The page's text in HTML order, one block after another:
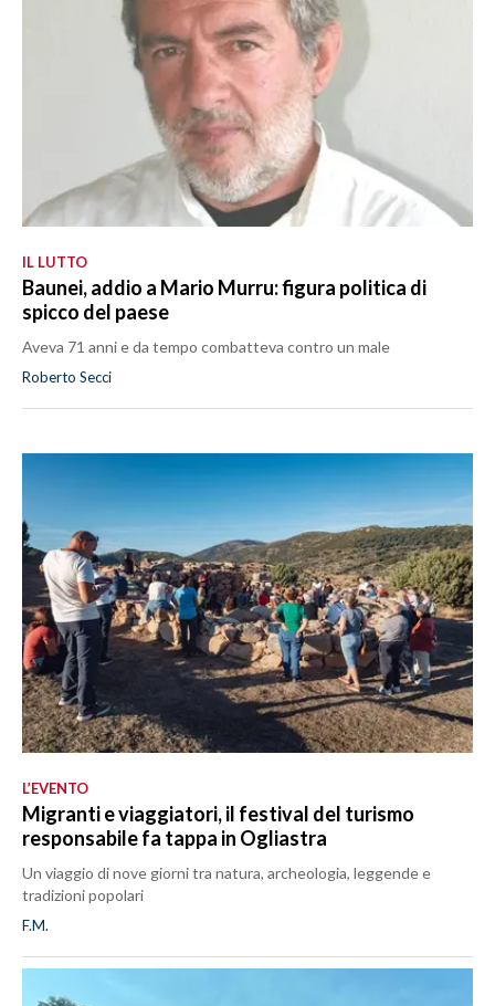
IL LUTTO
Baunei, addio a Mario Murru: figura politica di
spicco del paese
Aveva 71 anni e da tempo combatteva contro un male
Roberto Secci
L’EVENTO
Migranti e viaggiatori, il festival del turismo
responsabile fa tappa in Ogliastra
Un viaggio di nove giorni tra natura, archeologia, leggende e
tradizioni popolari
F.M.